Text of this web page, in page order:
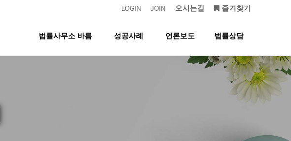
즐겨찾기
오시는길
JOIN
LOGIN
법률사무소 바름 성공사례 언론보도 법률상담